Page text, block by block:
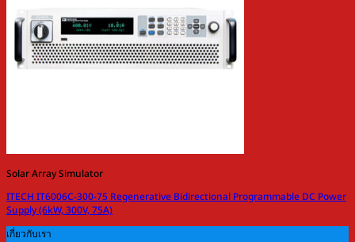
Solar Array Simulator
ITECH IT6006C-300-75 Regenerative Bidirectional Programmable DC Power
Supply (6kW, 300V, 75A)
เกี่ยวกับเรา